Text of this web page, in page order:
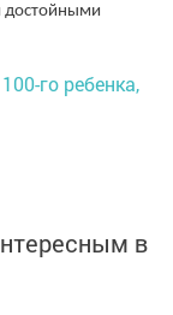
достойными
го ребенка,
в